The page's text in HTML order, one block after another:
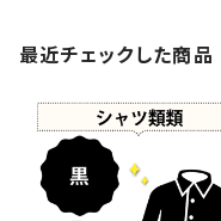
最近チェックした商品